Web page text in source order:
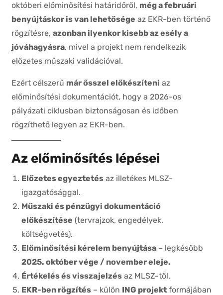
októberi előminősítési határidőről, még a februári
benyújtáskor is van lehetősége az EKR-ben történő
rögzítésre, azonban ilyenkor kisebb az esély a
jóváhagyásra, mivel a projekt nem rendelkezik
előzetes műszaki validációval.
Ezért célszerű már ősszel előkészíteni az
előminősítési dokumentációt, hogy a 2026-os
pályázati ciklusban biztonságosan és időben
rögzíthető legyen az EKR-ben.
Az előminősítés lépései
Előzetes egyeztetés az illetékes MLSZ-
igazgatósággal.
Műszaki és pénzügyi dokumentáció
előkészítése (tervrajzok, engedélyek,
költségvetés).
Előminősítési kérelem benyújtása – legkésőbb
2025. október vége / november eleje.
Értékelés és visszajelzés az MLSZ-től.
EKR-ben rögzítés – külön ING projekt formájában